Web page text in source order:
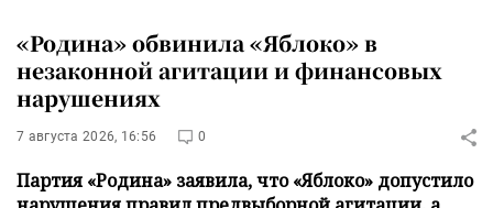
«Родина» обвинила «Яблоко» в
незаконной агитации и финансовых
нарушениях
7 августа 2026, 16:56 0
Партия «Родина» заявила, что «Яблоко» допустило